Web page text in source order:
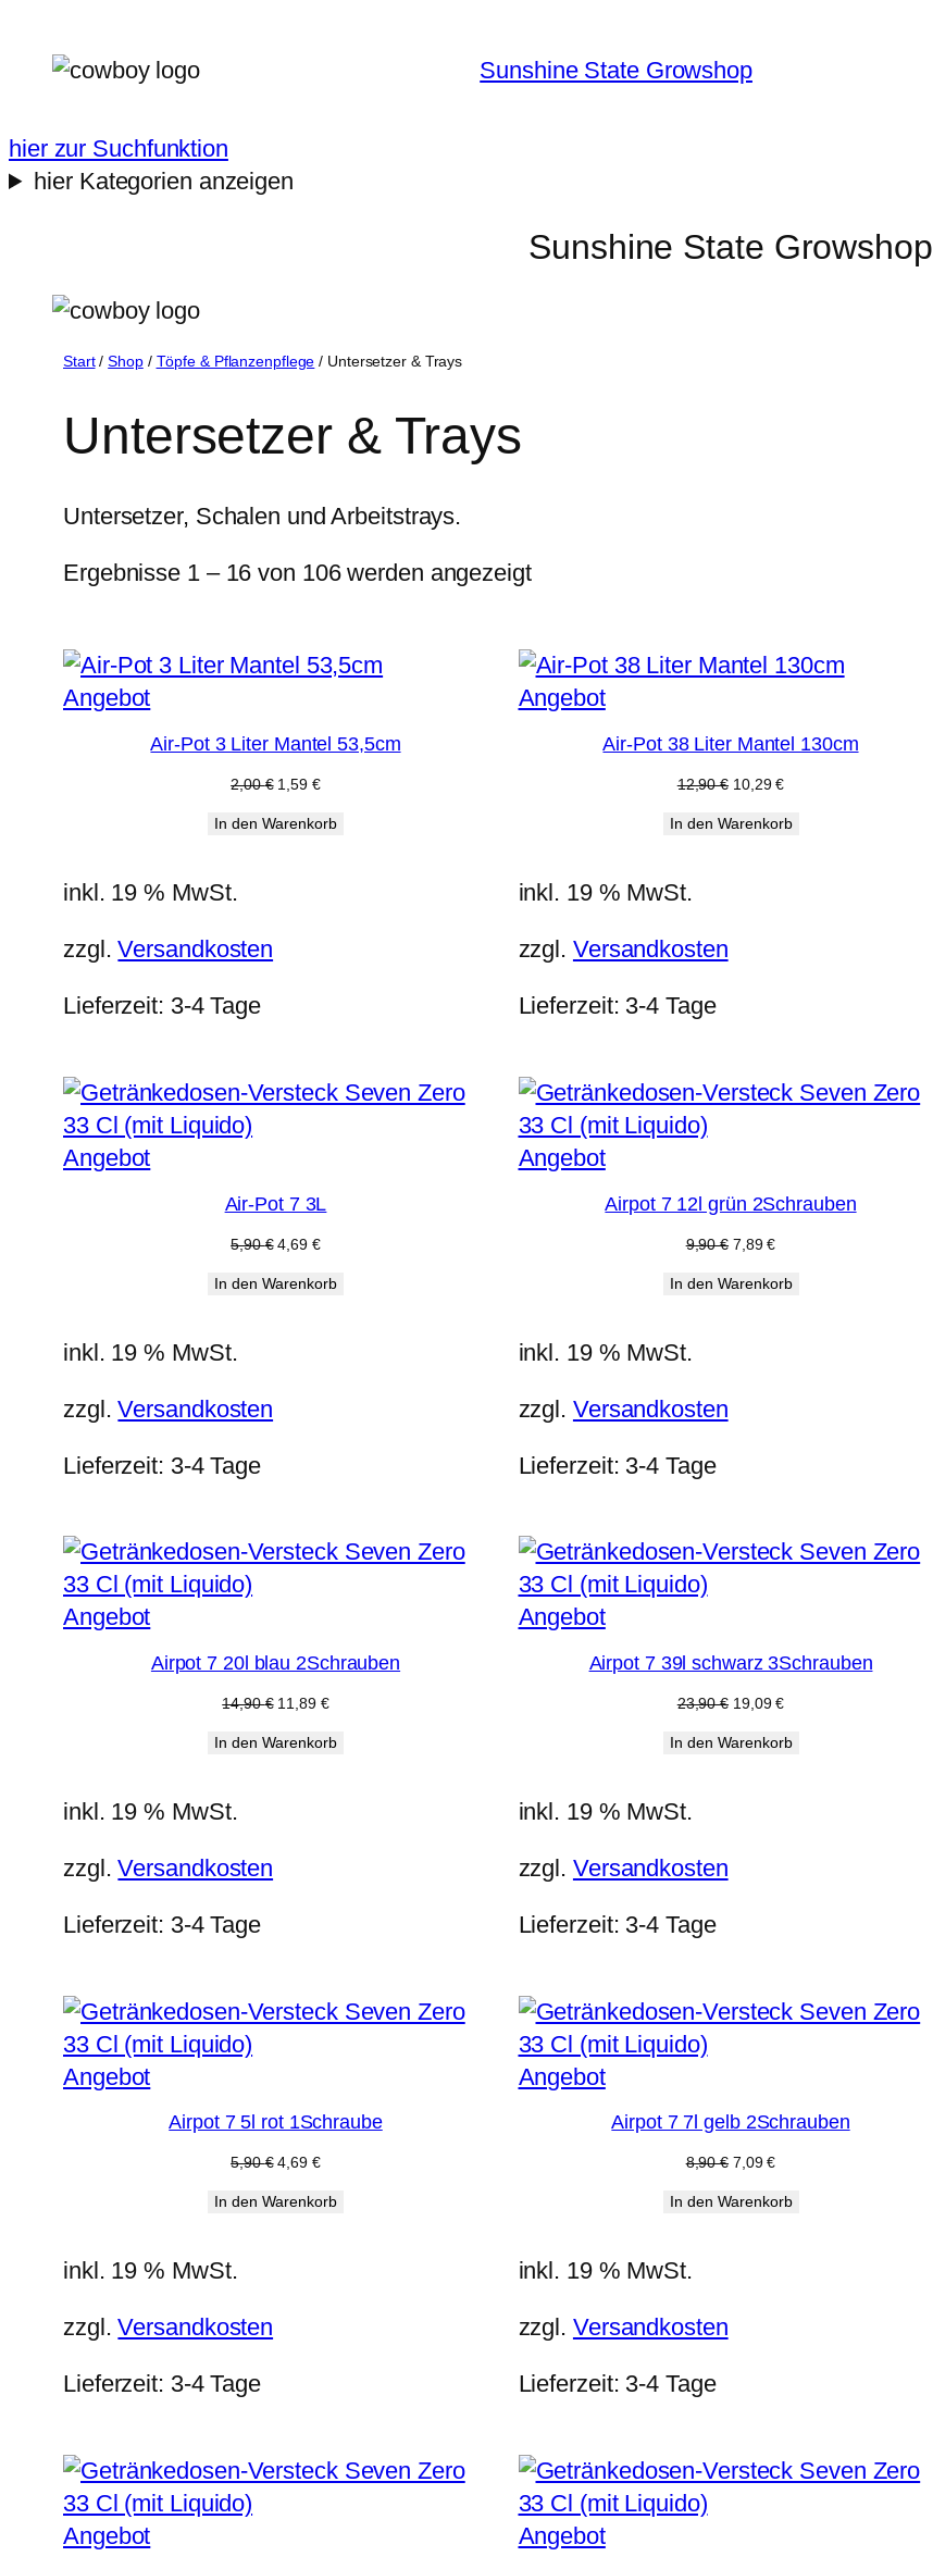
Inhalt
Sunshine State Growshop
hier zur Suchfunktion
hier Kategorien anzeigen
Sunshine State Growshop
Start/Shop/ Töpfe & Pflanzenpflege / Untersetzer & Trays
Untersetzer & Trays
Untersetzer, Schalen und Arbeitstrays.
Ergebnisse 1 – 16 von 106 werden angezeigt
AngebotProdukt
im
Air-Pot 3 Liter Mantel 53,5cm
2,00€ Ursprünglicher
war:
1,59 €Aktueller
ist:
In den Warenkorb
inkl. 19 % MwSt.
zzgl.Versandkosten
Lieferzeit: 3-4 Tage
AngebotProdukt
im
Air-Pot 38 Liter Mantel 130cm
12,90€ Ursprünglicher
war:
10,29€Aktueller
ist:
In den Warenkorb
inkl. 19 % MwSt.
zzgl. Versandkosten
Lieferzeit: 3-4 Tage
AngebotProdukt
Angebot
Air-Pot 7 3L
5,90€ Ursprünglicher
war:
4,69 €Aktueller
ist:
In den Warenkorb
inkl. 19 % MwSt.
zzgl.Versandkosten
Lieferzeit: 3-4 Tage
AngebotProdukt
Angebot
Airpot 7 12l grün 2Schrauben
9,90€ Ursprünglicher
war:
7,89€Aktueller
ist:
In den Warenkorb
inkl. 19 % MwSt.
zzgl. Versandkosten
Lieferzeit: 3-4 Tage
AngebotProdukt
im
Angebot
Airpot 7 20l blau 2Schrauben
14,90€ Ursprünglicher
war:
11,89 €Aktueller
ist:
In den Warenkorb
inkl. 19 % MwSt.
zzgl.Versandkosten
Lieferzeit: 3-4 Tage
AngebotProdukt
im
Angebot
Airpot 7 39l schwarz 3Schrauben
23,90€ Ursprünglicher
war:
19,09€Aktueller
ist:
In den Warenkorb
inkl. 19 % MwSt.
zzgl. Versandkosten
Lieferzeit: 3-4 Tage
AngebotProdukt
Angebot
Airpot 7 5l rot 1Schraube
5,90€ Ursprünglicher
war:
4,69 €Aktueller
ist:
In den Warenkorb
inkl. 19 % MwSt.
zzgl.Versandkosten
Lieferzeit: 3-4 Tage
AngebotProdukt
im
Angebot
Airpot 7 7l gelb 2Schrauben
8,90€ Ursprünglicher
war:
7,09€Aktueller
ist:
In den Warenkorb
inkl. 19 % MwSt.
zzgl. Versandkosten
Lieferzeit: 3-4 Tage
AngebotProdukt
AngebotProdukt